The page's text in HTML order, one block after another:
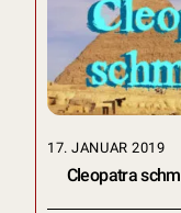
17. JANUAR 2019
Cleopatra